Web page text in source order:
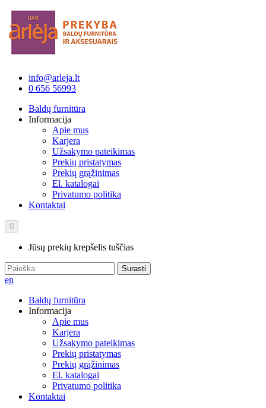
info@arleja.lt
0 656 56993
Baldų furnitūra
Informacija
Apie mus
Karjera
Užsakymo pateikimas
Prekių pristatymas
Prekių grąžinimas
El. katalogai
Privatumo politika
Kontaktai
0
Jūsų prekių krepšelis tuščias
Surasti
en
Baldų furnitūra
Informacija
Apie mus
Karjera
Užsakymo pateikimas
Prekių pristatymas
Prekių grąžinimas
El. katalogai
Privatumo politika
Kontaktai